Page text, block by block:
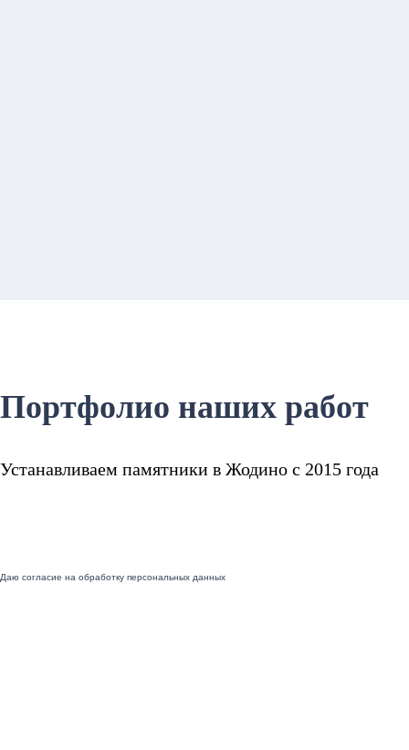
Даю согласие на обработку персональных данных
Портфолио наших работ
Устанавливаем памятники в Жодино с 2015 года